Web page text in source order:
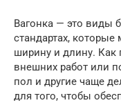
Вагонка — это виды
стандартах,
ширину и длину. Как
внешних работ или
пол и другие чаще
для того, чтобы